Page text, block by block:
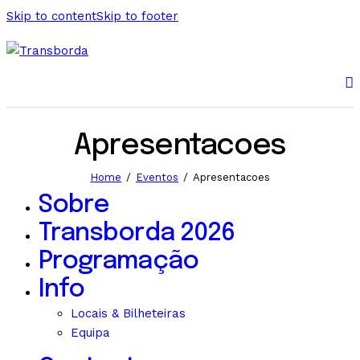
Skip to contentSkip to footer
Apresentacoes
Home Eventos Apresentacoes
Sobre
Transborda 2026
Programação
Info
Locais & Bilheteiras
Equipa